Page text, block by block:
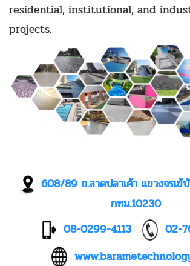
residential, institutional, and
projects.
608/89 ถ.ลาดปลาเค้า แขวงจรเข้
กทม.10230
08-0299-4113
02-